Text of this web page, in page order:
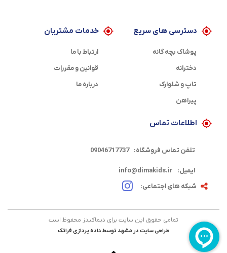
دسترسی های سریع
پوشاک بچه گانه
دخترانه
تاپ و شلوارک
پیراهن
خدمات مشتریان
ارتباط با ما
قوانین و مقررات
درباره ما
اطلاعات تماس
تلفن تماس فروشگاه: 09046717737
ایمیل:
info@dimakids.ir
شبکه های اجتماعی:
تمامی حقوق این سایت برای دیماکیدز محفوظ است
طراحی سایت در مشهد توسط داده پردازی فراتک